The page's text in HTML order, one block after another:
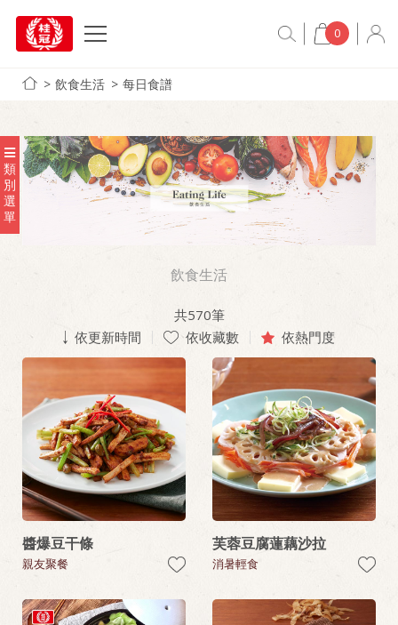
0
飲食生活 每日食譜
類
別
選
單
飲食生活
共570筆
依更新時間
依收藏數 依熱門度
醬爆豆干條
親友聚餐
芙蓉豆腐蓮藕沙拉
消暑輕食